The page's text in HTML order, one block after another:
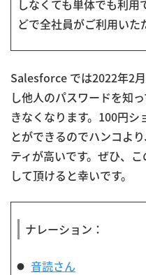
しなくても単体でも利
どで全社員がご利用いた
Salesforce では2022年2
し他人のパスワードを知
きなくなります。100円
とができるのでハンコよ
ティが高いです。ぜひ、
して頂けると幸いです。
ナレーション：
音読さん